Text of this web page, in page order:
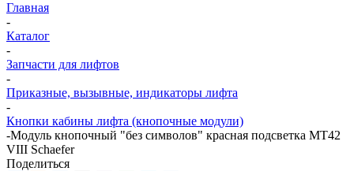
Главная
-
Каталог
-
Запчасти для лифтов
-
Приказные, вызывные, индикаторы лифта
-
Кнопки кабины лифта (кнопочные модули)
-Модуль кнопочный "без символов" красная подсветка MT42
VIII Schaefer
Поделиться